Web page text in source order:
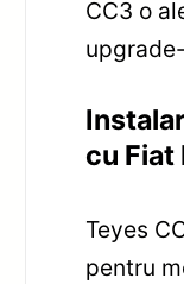
CC3 o
cu
Teyes
pentru